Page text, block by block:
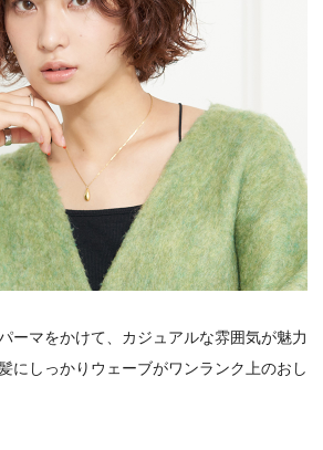
ーマをかけて、カジュアルな雰囲気が魅力
にしっかりウェーブがワンランク上のおし